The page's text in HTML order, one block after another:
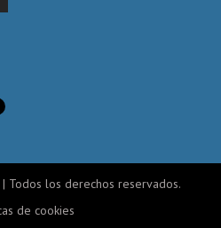
los derechos reservados.
de cookies